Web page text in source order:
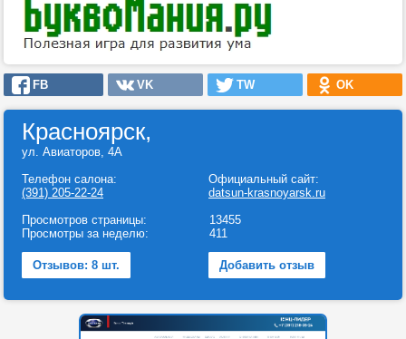
FB VK TW OK
Красноярск,
ул. Авиаторов, 4А
Телефон салона:
(391) 205-22-24
Официальный сайт:
datsun-krasnoyarsk.ru
Просмотров страницы:
Просмотры за неделю:
13455
411
Отзывов: 8 шт. Добавить отзыв